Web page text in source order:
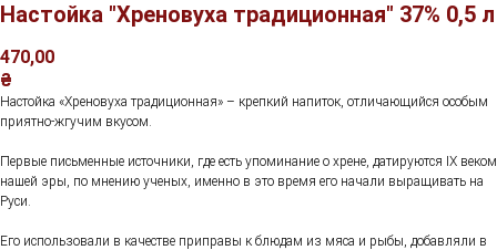
Настойка "Хреновуха традиционная" 37% 0,5 л
470,00
₴
Настойка «Хреновуха традиционная» – крепкий напиток, отличающийся особым
приятно-жгучим вкусом.
Первые письменные источники, где есть упоминание о хрене, датируются IX веком
нашей эры, по мнению ученых, именно в это время его начали выращивать на
Руси.
Его использовали в качестве приправы к блюдам из мяса и рыбы, добавляли в